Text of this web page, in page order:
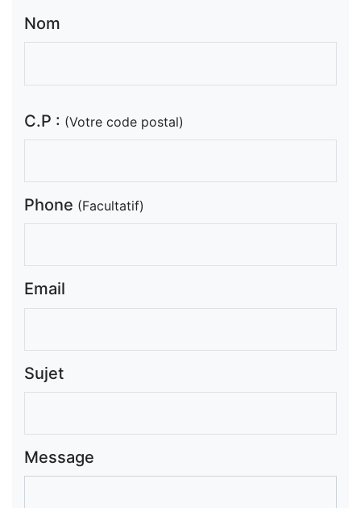
Nom
C.P : (Votre code postal)
Phone (Facultatif)
Email
Sujet
Message